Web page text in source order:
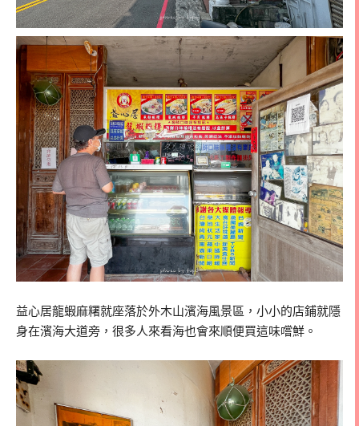
益心居龍蝦麻糬就座落於外木山濱海風景區，小小的店鋪就隱
身在濱海大道旁，很多人來看海也會來順便買這味嚐鮮。